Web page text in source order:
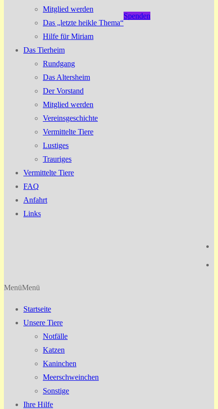
Mitglied werden
Das „letzte heikle Thema“
Hilfe für Miriam
Das Tierheim
Rundgang
Das Altersheim
Der Vorstand
Mitglied werden
Vereinsgeschichte
Vermittelte Tiere
Lustiges
Trauriges
Vermittelte Tiere
FAQ
Anfahrt
Links
Spenden
MenüMenü
Startseite
Unsere Tiere
Notfälle
Katzen
Kaninchen
Meerschweinchen
Sonstige
Ihre Hilfe